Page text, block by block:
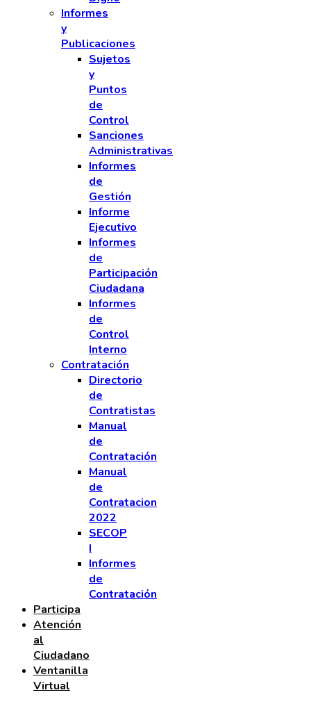
Informes
y
Publicaciones
Sujetos
y
Puntos
de
Control
Sanciones
Administrativas
Informes
de
Gestión
Informe
Ejecutivo
Informes
de
Participación
Ciudadana
Informes
de
Control
Interno
Contratación
Directorio
de
Contratistas
Manual
de
Contratación
Manual
de
Contratacion
2022
SECOP
I
Informes
de
Contratación
Participa
Atención
al
Ciudadano
Ventanilla
Virtual